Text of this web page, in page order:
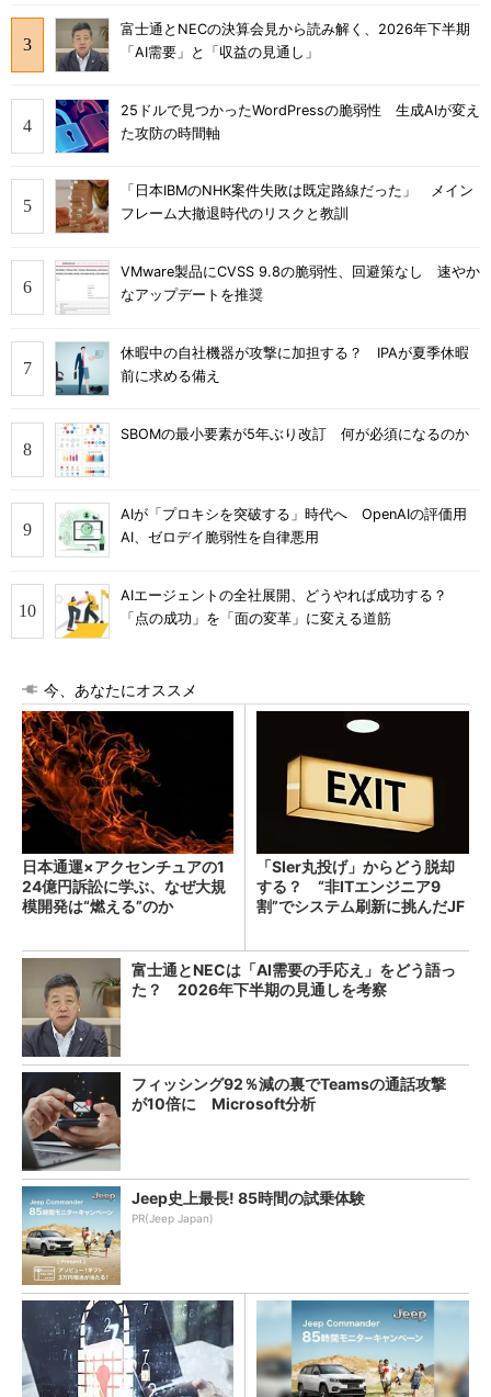
富士通とNECの決算会見から読み解く、2026年下半期
「AI需要」と「収益の見通し」
25ドルで見つかったWordPressの脆弱性 生成AIが変え
た攻防の時間軸
「日本IBMのNHK案件失敗は既定路線だった」 メイン
フレーム大撤退時代のリスクと教訓
VMware製品にCVSS 9.8の脆弱性、回避策なし 速やか
なアップデートを推奨
休暇中の自社機器が攻撃に加担する？ IPAが夏季休暇
前に求める備え
SBOMの最小要素が5年ぶり改訂 何が必須になるのか
AIが「プロキシを突破する」時代へ OpenAIの評価用
AI、ゼロデイ脆弱性を自律悪用
AIエージェントの全社展開、どうやれば成功する？
「点の成功」を「面の変革」に変える道筋
今、あなたにオススメ
日本通運×アクセンチュアの1
24億円訴訟に学ぶ、なぜ大規
模開発は“燃える”のか
「SIer丸投げ」からどう脱却
する？ “非ITエンジニア9
割”でシステム刷新に挑んだJF
富士通とNECは「AI需要の手応え」をどう語っ
た？ 2026年下半期の見通しを考察
フィッシング92％減の裏でTeamsの通話攻撃
が10倍に Microsoft分析
Jeep史上最長! 85時間の試乗体験
PR(Jeep Japan)